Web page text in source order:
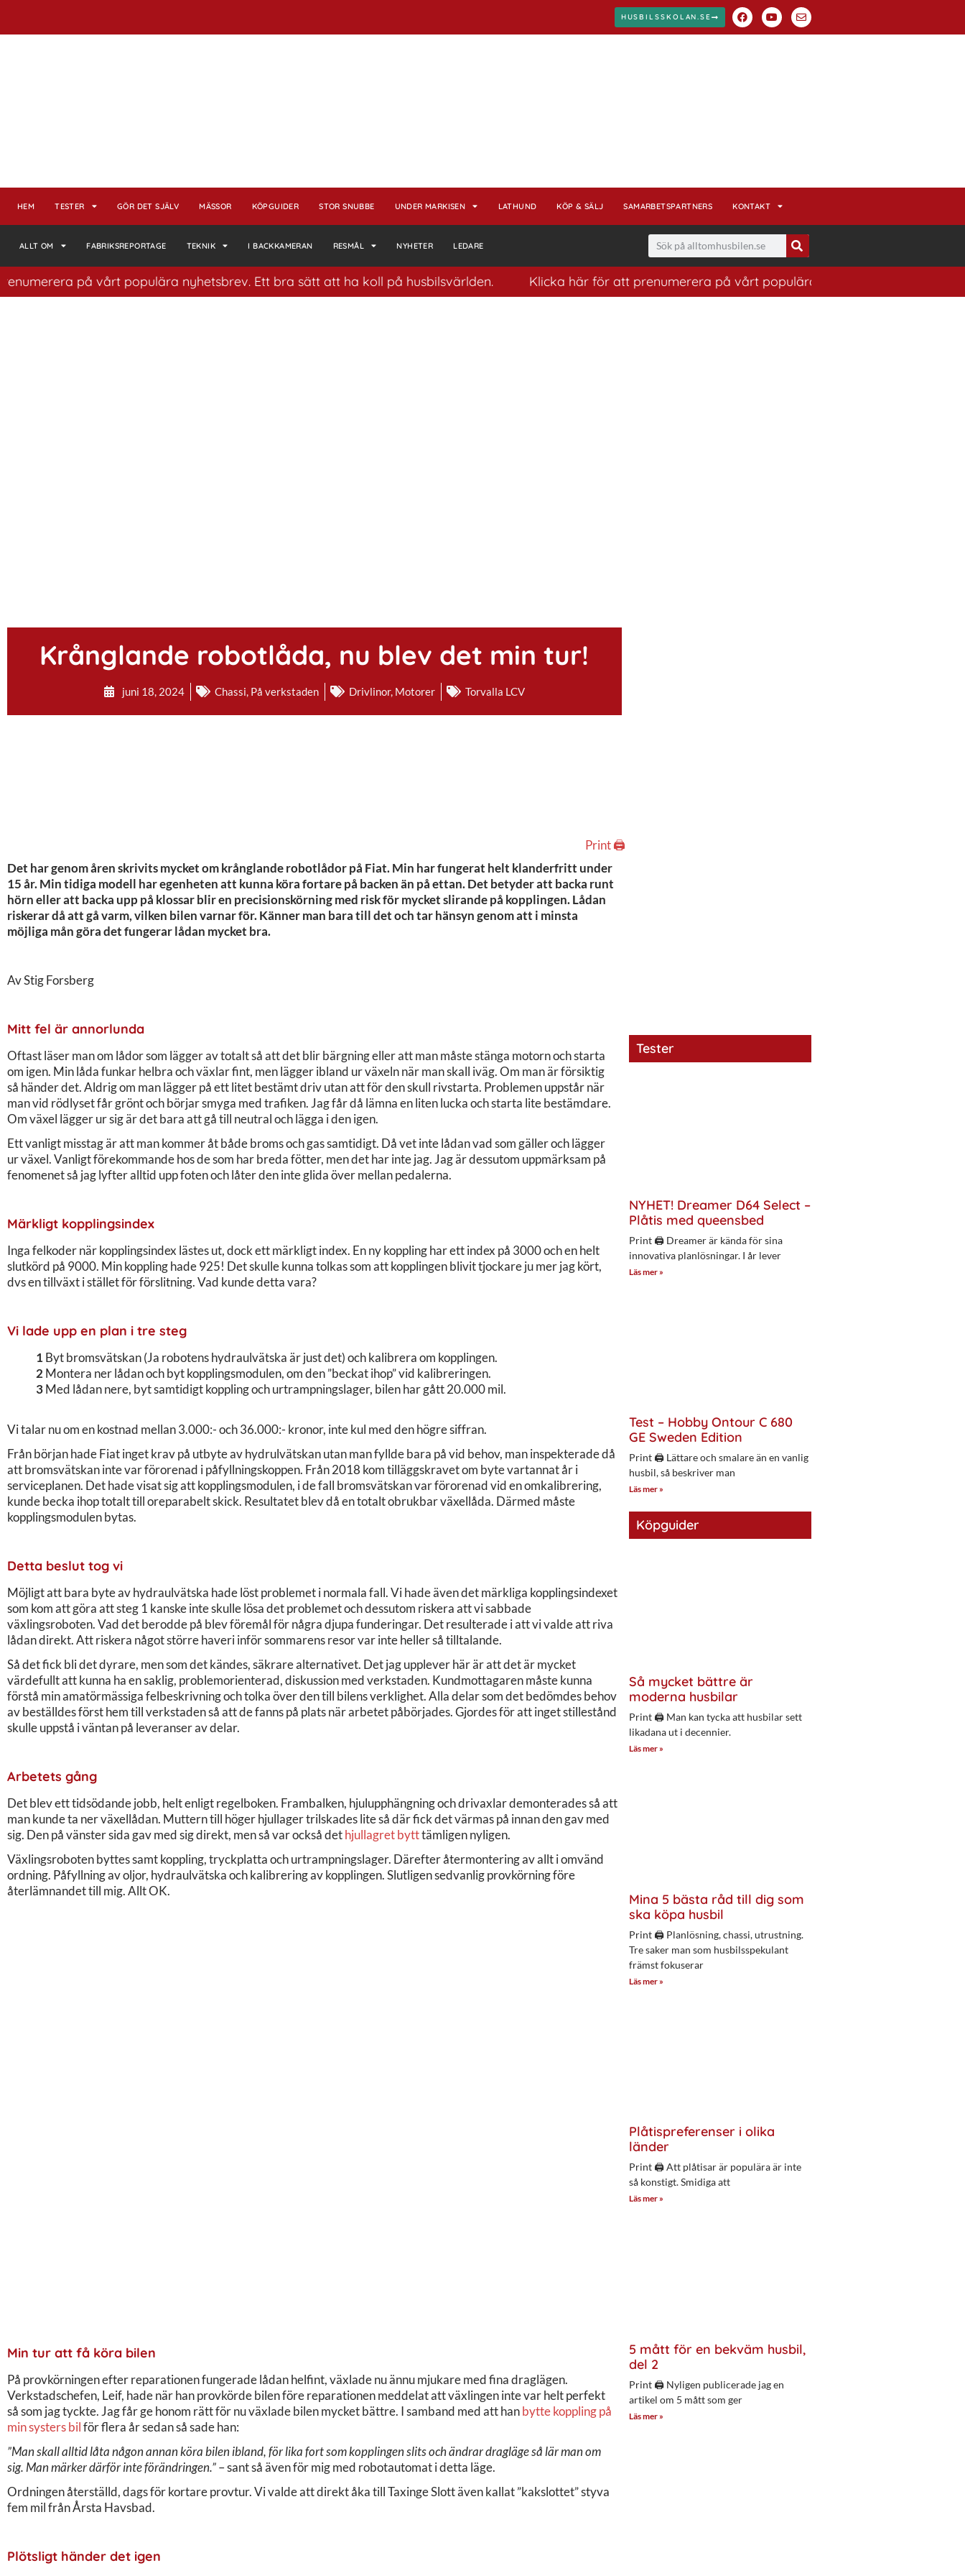
HUSBILSSKOLAN.SE
HEM TESTER GÖR DET SJÄLV MÄSSOR KÖPGUIDER STOR SNUBBE UNDER MARKISEN LATHUND KÖP & SÄLJ SAMARBETSPARTNERS KONTAKT
ALLT OM FABRIKSREPORTAGE TEKNIK I BACKKAMERAN RESMÅL NYHETER LEDARE
på vårt populära nyhetsbrev. Ett bra sätt att ha koll på husbilsvärlden. Klicka här för att prenumerera på vårt populära nyhetsbrev. Ett bra sätt att ha
Krånglande robotlåda, nu blev det min tur!
juni 18, 2024 Chassi, På verkstaden Drivlinor, Motorer Torvalla LCV
Print 🖨
Det har genom åren skrivits mycket om krånglande robotlådor på Fiat. Min har fungerat helt klanderfritt under
15 år. Min tidiga modell har egenheten att kunna köra fortare på backen än på ettan. Det betyder att backa runt
hörn eller att backa upp på klossar blir en precisionskörning med risk för mycket slirande på kopplingen. Lådan
riskerar då att gå varm, vilken bilen varnar för. Känner man bara till det och tar hänsyn genom att i minsta
möjliga mån göra det fungerar lådan mycket bra.
Av Stig Forsberg
Mitt fel är annorlunda
Oftast läser man om lådor som lägger av totalt så att det blir bärgning eller att man måste stänga motorn och starta
om igen. Min låda funkar helbra och växlar fint, men lägger ibland ur växeln när man skall iväg. Om man är försiktig
så händer det. Aldrig om man lägger på ett litet bestämt driv utan att för den skull rivstarta. Problemen uppstår när
man vid rödlyset får grönt och börjar smyga med trafiken. Jag får då lämna en liten lucka och starta lite bestämdare.
Om växel lägger ur sig är det bara att gå till neutral och lägga i den igen.
Ett vanligt misstag är att man kommer åt både broms och gas samtidigt. Då vet inte lådan vad som gäller och lägger
ur växel. Vanligt förekommande hos de som har breda fötter, men det har inte jag. Jag är dessutom uppmärksam på
fenomenet så jag lyfter alltid upp foten och låter den inte glida över mellan pedalerna.
Märkligt kopplingsindex
Inga felkoder när kopplingsindex lästes ut, dock ett märkligt index. En ny koppling har ett index på 3000 och en helt
slutkörd på 9000. Min koppling hade 925! Det skulle kunna tolkas som att kopplingen blivit tjockare ju mer jag kört,
dvs en tillväxt i stället för förslitning. Vad kunde detta vara?
Vi lade upp en plan i tre steg
1 Byt bromsvätskan (Ja robotens hydraulvätska är just det) och kalibrera om kopplingen.
2 Montera ner lådan och byt kopplingsmodulen, om den ”beckat ihop” vid kalibreringen.
3Med lådan nere, byt samtidigt koppling och urtrampningslager, bilen har gått 20.000 mil.
Vi talar nu om en kostnad mellan 3.000:- och 36.000:- kronor, inte kul med den högre siffran.
Från början hade Fiat inget krav på utbyte av hydrulvätskan utan man fyllde bara på vid behov, man inspekterade då
att bromsvätskan inte var förorenad i påfyllningskoppen. Från 2018 kom tilläggskravet om byte vartannat år i
serviceplanen. Det hade visat sig att kopplingsmodulen, i de fall bromsvätskan var förorenad vid en omkalibrering,
kunde becka ihop totalt till oreparabelt skick. Resultatet blev då en totalt obrukbar växellåda. Därmed måste
kopplingsmodulen bytas.
Detta beslut tog vi
Möjligt att bara byte av hydraulvätska hade löst problemet i normala fall. Vi hade även det märkliga kopplingsindexet
som kom att göra att steg 1 kanske inte skulle lösa det problemet och dessutom riskera att vi sabbade
växlingsroboten. Vad det berodde på blev föremål för några djupa funderingar. Det resulterade i att vi valde att riva
lådan direkt. Att riskera något större haveri inför sommarens resor var inte heller så tilltalande.
Så det fick bli det dyrare, men som det kändes, säkrare alternativet. Det jag upplever här är att det är mycket
värdefullt att kunna ha en saklig, problemorienterad, diskussion med verkstaden. Kundmottagaren måste kunna
förstå min amatörmässiga felbeskrivning och tolka över den till bilens verklighet. Alla delar som det bedömdes behov
av beställdes först hem till verkstaden så att de fanns på plats när arbetet påbörjades. Gjordes för att inget stillestånd
skulle uppstå i väntan på leveranser av delar.
Arbetets gång
Det blev ett tidsödande jobb, helt enligt regelboken. Frambalken, hjulupphängning och drivaxlar demonterades så att
man kunde ta ner växellådan. Muttern till höger hjullager trilskades lite så där fick det värmas på innan den gav med
sig. Den på vänster sida gav med sig direkt, men så var också dethjullagret bytttämligen nyligen.
Växlingsroboten byttes samt koppling, tryckplatta och urtrampningslager. Därefter återmontering av allt i omvänd
ordning. Påfyllning av oljor, hydraulvätska och kalibrering av kopplingen. Slutligen sedvanlig provkörning före
återlämnandet till mig. Allt OK.
Min tur att få köra bilen
På provkörningen efter reparationen fungerade lådan helfint, växlade nu ännu mjukare med fina draglägen.
Verkstadschefen, Leif, hade när han provkörde bilen före reparationen meddelat att växlingen inte var helt perfekt
så som jag tyckte. Jag får ge honom rätt för nu växlade bilen mycket bättre. I samband med att hanbytte koppling på
min systers bilför flera år sedan så sade han:
”Man skall alltid låta någon annan köra bilen ibland, för lika fort som kopplingen slits och ändrar dragläge så lär man om
sig. Man märker därför inte förändringen.”– sant så även för mig med robotautomat i detta läge.
Ordningen återställd, dags för kortare provtur. Vi valde att direkt åka till Taxinge Slott även kallat ”kakslottet” styva
fem mil från Årsta Havsbad.
Plötsligt händer det igen
Tester
NYHET! Dreamer D64 Select –
Plåtis med queensbed
Print 🖨 Dreamer är kända för sina
innovativa planlösningar. I år lever
Läs mer »
Test – Hobby Ontour C 680
GE Sweden Edition
Print 🖨 Lättare och smalare än en vanlig
husbil, så beskriver man
Läs mer »
Köpguider
Så mycket bättre är
moderna husbilar
Print 🖨 Man kan tycka att husbilar sett
likadana ut i decennier.
Läs mer »
Mina 5 bästa råd till dig som
ska köpa husbil
Print 🖨 Planlösning, chassi, utrustning.
Tre saker man som husbilsspekulant
främst fokuserar
Läs mer »
Plåtispreferenser i olika
länder
Print 🖨 Att plåtisar är populära är inte
så konstigt. Smidiga att
Läs mer »
5 mått för en bekväm husbil,
del 2
Print 🖨 Nyligen publicerade jag en
artikel om 5 mått som ger
Läs mer »